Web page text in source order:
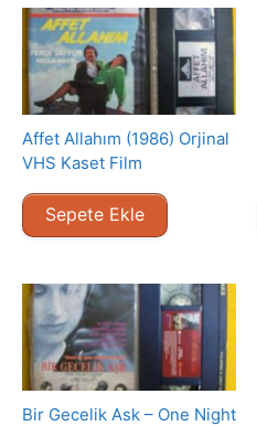
Affet Allahım (1986) Orjinal
VHS Kaset Film
Sepete Ekle
Bir Gecelik Ask – One Night